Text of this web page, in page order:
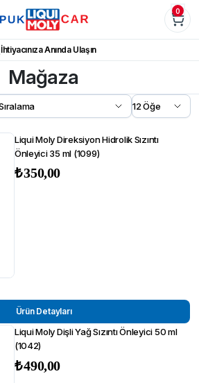
0
İhtiyacınıza Anında Ulaşın
Mağaza
Liqui Moly Direksiyon Hidrolik Sızıntı
Önleyici 35 ml (1099)
₺350,00
Ürün Detayları
Liqui Moly Dişli Yağ Sızıntı Önleyici 50 ml
(1042)
₺490,00